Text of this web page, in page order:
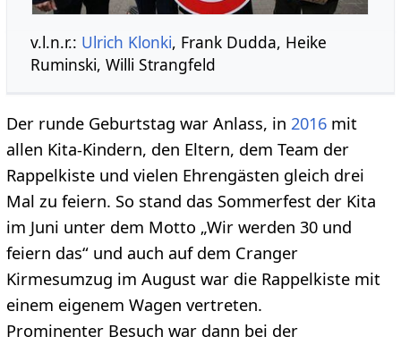
v.l.n.r.: Ulrich Klonki, Frank Dudda, Heike
Ruminski, Willi Strangfeld
Der runde Geburtstag war Anlass, in 2016mit
allen Kita-Kindern, den Eltern, dem Team der
Rappelkiste und vielen Ehrengästen gleich drei
Mal zu feiern. So stand das Sommerfest der Kita
im Juni unter dem Motto „Wir werden 30 und
feiern das“ und auch auf dem Cranger
Kirmesumzug im August war die Rappelkiste mit
einem eigenem Wagen vertreten.
Prominenter Besuch war dann bei der